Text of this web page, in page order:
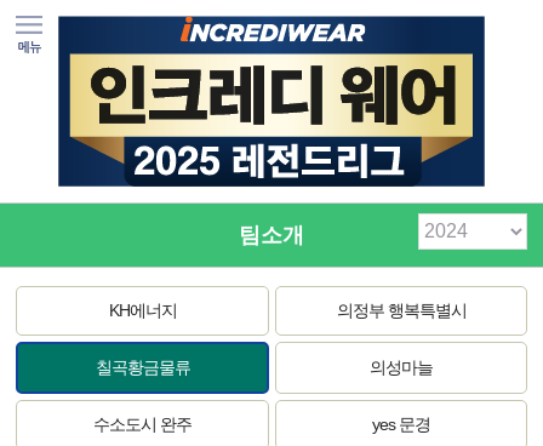
팀소개
KH에너지 의정부 행복특별시
칠곡황금물류 의성마늘
수소도시 완주 yes 문경